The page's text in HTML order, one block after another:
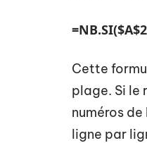
Cette
plage. Si le
numéros
ligne par